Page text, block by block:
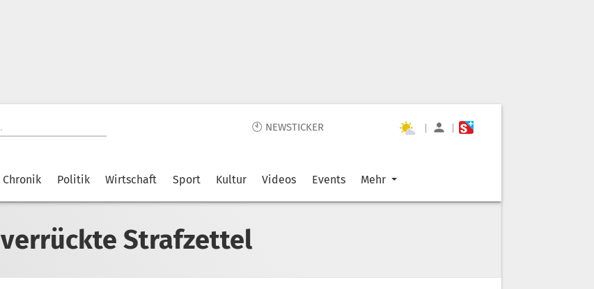
🕙 NEWSTICKER | |
Chronik Politik Wirtschaft Sport Kultur Videos Events Mehr
verrückte Strafzettel